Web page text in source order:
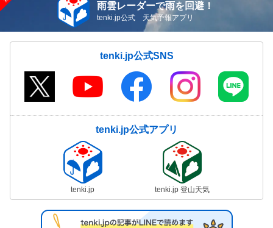
雨雲レーダーで雨を回避！
tenki.jp公式 天気予報アプリ
tenki.jp公式SNS
tenki.jp公式アプリ
tenki.jp tenki.jp 登山天気